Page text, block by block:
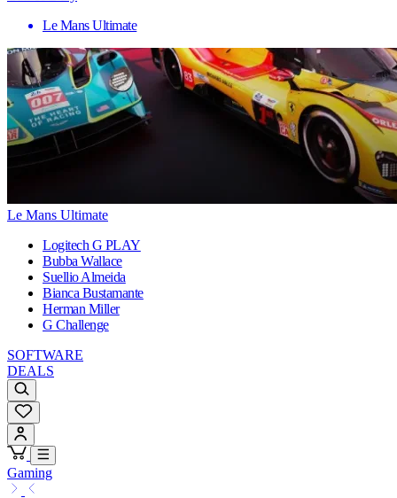
Le Mans Ultimate
Le Mans Ultimate
Logitech G PLAY
Bubba Wallace
Suellio Almeida
Bianca Bustamante
Herman Miller
G Challenge
SOFTWARE
DEALS
Gaming